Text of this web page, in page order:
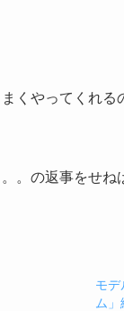
くやってくれ
。の返事をせね
モデ
ム」